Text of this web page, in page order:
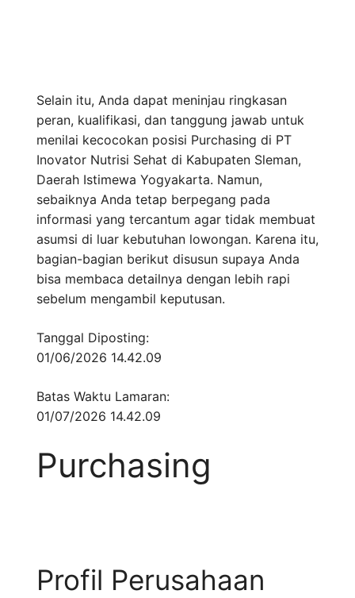
Selain itu, Anda dapat meninjau ringkasan
peran, kualifikasi, dan tanggung jawab untuk
menilai kecocokan posisi Purchasing di PT
Inovator Nutrisi Sehat di Kabupaten Sleman,
Daerah Istimewa Yogyakarta. Namun,
sebaiknya Anda tetap berpegang pada
informasi yang tercantum agar tidak membuat
asumsi di luar kebutuhan lowongan. Karena itu,
bagian-bagian berikut disusun supaya Anda
bisa membaca detailnya dengan lebih rapi
sebelum mengambil keputusan.
Tanggal Diposting:
01/06/2026 14.42.09
Batas Waktu Lamaran:
01/07/2026 14.42.09
Purchasing
Profil Perusahaan